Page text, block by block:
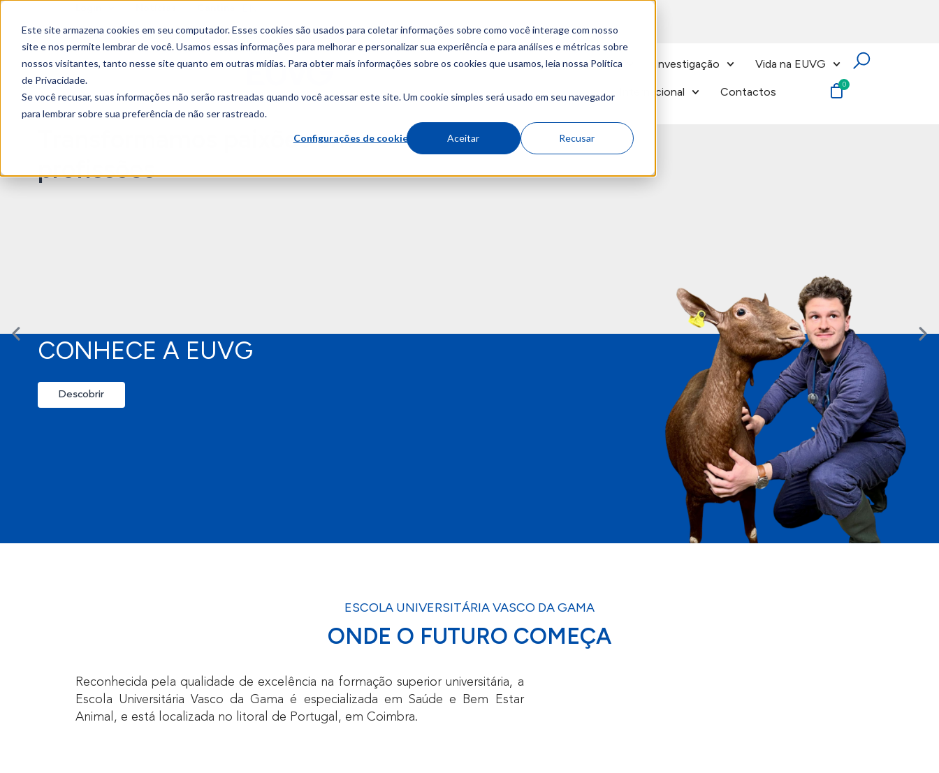
Este site armazena cookies em seu computador. Esses cookies são usados para coletar informações sobre como você interage com nosso
site e nos permite lembrar de você. Usamos essas informações para melhorar e personalizar sua experiência e para análises e métricas sobre
nossos visitantes, tanto nesse site quanto em outras mídias. Para obter mais informações sobre os cookies que usamos, leia nossa Política
de Privacidade.
Se você recusar, suas informações não serão rastreadas quando você acessar este site. Um cookie simples será usado em seu navegador
para lembrar sobre sua preferência de não ser rastreado.
Configurações de cookies Aceitar Recusar
Sobre Cursos Investigação Vida na EUVG
Internacional Contactos
Transformamos paixões em
profissões
CONHECE A EUVG
Descobrir
ESCOLA UNIVERSITÁRIA VASCO DA GAMA
ONDE O FUTURO COMEÇA
Reconhecida pela qualidade de excelência na formação superior universitária, a
Escola Universitária Vasco da Gama é especializada em Saúde e Bem Estar
Animal, e está localizada no litoral de Portugal, em Coimbra.